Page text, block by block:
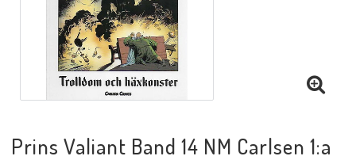
Mynt och Sedlar
Prins Valiant Band 14 NM Carlsen 1:a